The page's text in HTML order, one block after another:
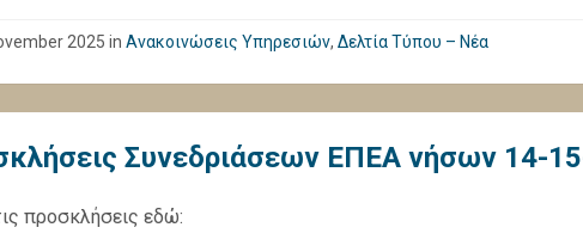
2025 in Ανακοινώσεις Υπηρεσιών, Δελτία Τύπου – Νέα
Συνεδριάσεων ΕΠΕΑ νήσων 14-
προσκλήσεις εδώ: